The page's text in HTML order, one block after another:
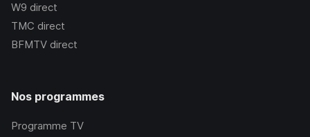
W9 direct
TMC direct
BFMTV direct
Nos programmes
Programme TV